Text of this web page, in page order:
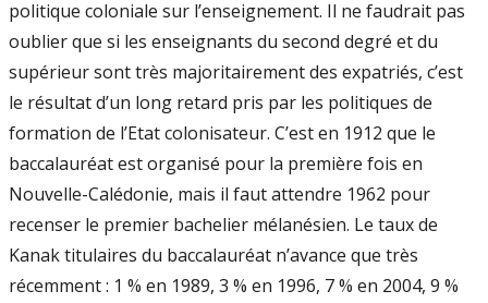
politique coloniale sur l’enseignement. Il ne faudrait pas
oublier que si les enseignants du second degré et du
supérieur sont très majoritairement des expatriés, c’est
le résultat d’un long retard pris par les politiques de
formation de l’Etat colonisateur. C’est en 1912 que le
baccalauréat est organisé pour la première fois en
Nouvelle-Calédonie, mais il faut attendre 1962 pour
recenser le premier bachelier mélanésien. Le taux de
Kanak titulaires du baccalauréat n’avance que très
récemment : 1 % en 1989, 3 % en 1996, 7 % en 2004, 9 %